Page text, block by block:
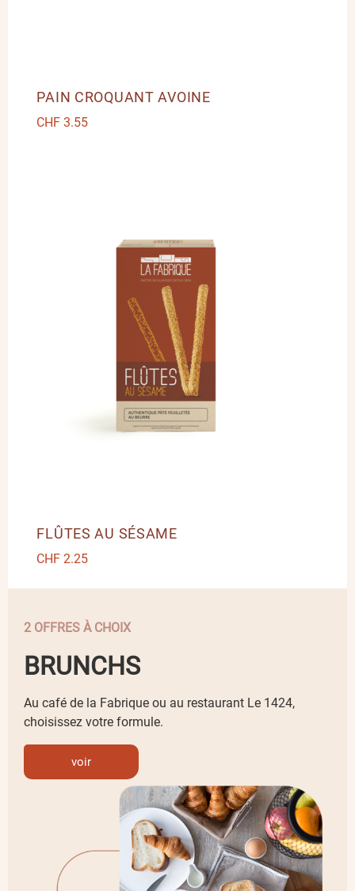
PAIN CROQUANT AVOINE
CHF 3.55
FLÛTES AU SÉSAME
CHF 2.25
2 OFFRES À CHOIX
BRUNCHS
Au café de la Fabrique ou au restaurant Le 1424,
choisissez votre formule.
voir